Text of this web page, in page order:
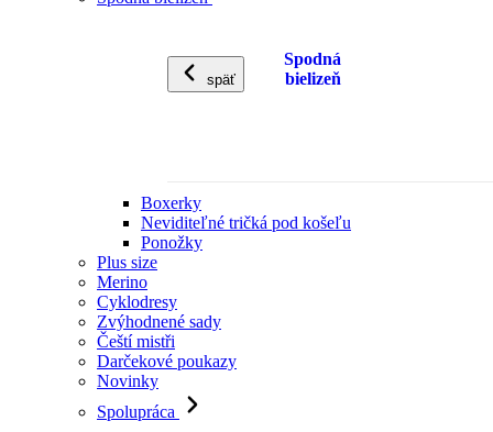
späť
Spodná
bielizeň
Boxerky
Neviditeľné tričká pod košeľu
Ponožky
Plus size
Merino
Cyklodresy
Zvýhodnené sady
Čeští mistři
Darčekové poukazy
Novinky
Spolupráca